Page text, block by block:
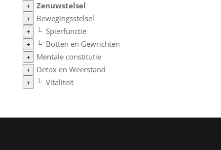
+ Zenuwstelsel
+ Bewegingsstelsel
+ └ Spierfunctie
+ └ Botten en Gewrichten
+ Mentale constitutie
+ Detox en Weerstand
+ └ Vitaliteit